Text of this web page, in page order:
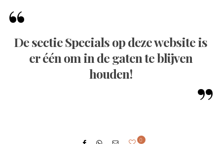
De sectie Specials op deze website is
er één om in de gaten te blijven
houden!
0